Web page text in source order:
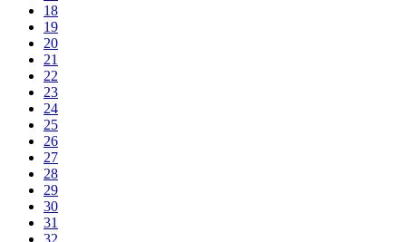
18
19
20
21
22
23
24
25
26
27
28
29
30
31
32